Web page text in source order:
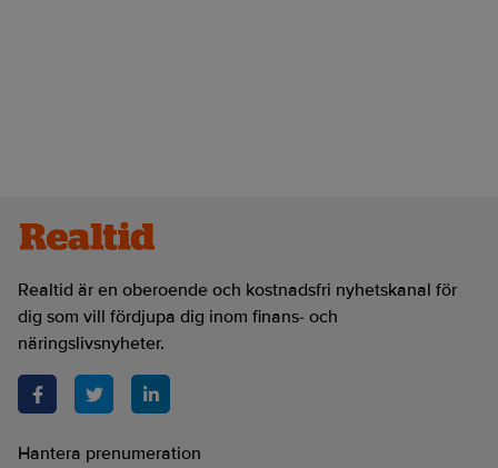
Realtid är en oberoende och kostnadsfri nyhetskanal för
dig som vill fördjupa dig inom finans- och
näringslivsnyheter.
Hantera prenumeration